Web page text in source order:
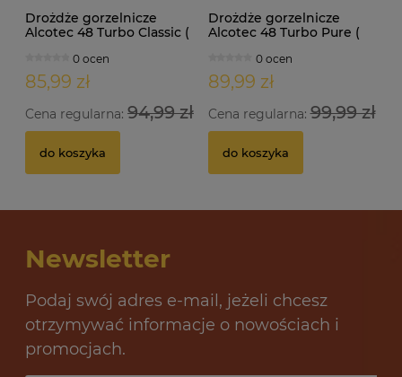
Drożdże gorzelnicze
Alcotec 48 Turbo Classic (
0 ocen
85,99 zł
Cena regularna: 94,99 zł
do koszyka
Drożdże gorzelnicze
Alcotec 48 Turbo Pure (
0 ocen
89,99 zł
Cena regularna:99,99 zł
do koszyka
Newsletter
Podaj swój adres e-mail, jeżeli chcesz
otrzymywać informacje o nowościach i
promocjach.